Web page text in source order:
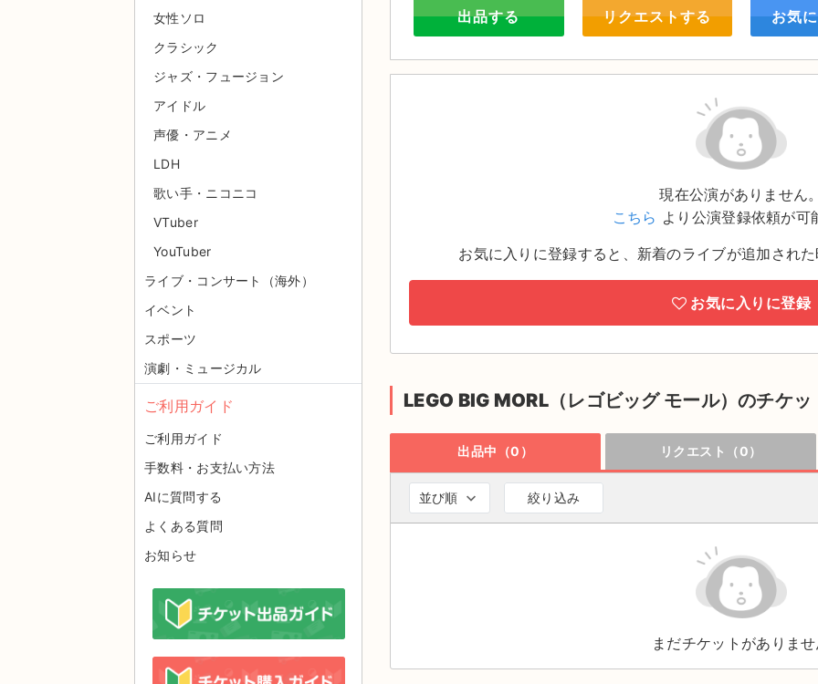
出品する リクエストする お気
現在公演がありません
こちら より公演登録依頼が可
お気に入りに登録すると、新着のライブが追加され
お気に入りに登録
LEGO BIG MORL（レゴビッグ モール）のチケッ
出品中（0） リクエスト（0）
並び順 絞り込み
まだチケットがありま
女性ソロ
クラシック
ジャズ・フュージョン
アイドル
声優・アニメ
LDH
歌い手・ニコニコ
VTuber
YouTuber
ライブ・コンサート（海外）
イベント
スポーツ
演劇・ミュージカル
ご利用ガイド
ご利用ガイド
手数料・お支払い方法
AIに質問する
よくある質問
お知らせ